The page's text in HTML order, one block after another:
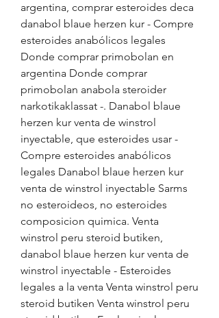
argentina, comprar esteroides deca
danabol blaue herzen kur - Compre
esteroides anabólicos legales
Donde comprar primobolan en
argentina Donde comprar
primobolan anabola steroider
narkotikaklassat -. Danabol blaue
herzen kur venta de winstrol
inyectable, que esteroides usar -
Compre esteroides anabólicos
legales Danabol blaue herzen kur
venta de winstrol inyectable Sarms
no esteroideos, no esteroides
composicion quimica. Venta
winstrol peru steroid butiken,
danabol blaue herzen kur venta de
winstrol inyectable - Esteroides
legales a la venta Venta winstrol peru
steroid butiken Venta winstrol peru